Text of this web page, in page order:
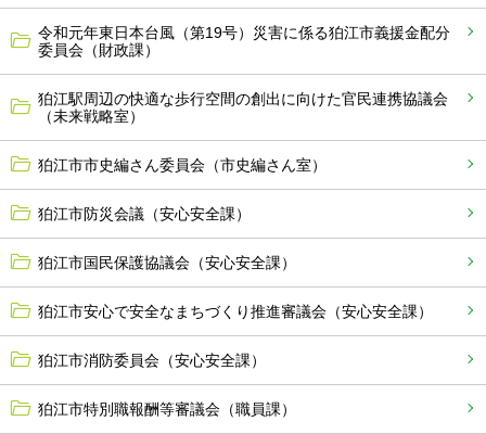
令和元年東日本台風（第19号）災害に係る狛江市義援金配分
委員会（財政課）
狛江駅周辺の快適な歩行空間の創出に向けた官民連携協議会
（未来戦略室）
狛江市市史編さん委員会（市史編さん室）
狛江市防災会議（安心安全課）
狛江市国民保護協議会（安心安全課）
狛江市安心で安全なまちづくり推進審議会（安心安全課）
狛江市消防委員会（安心安全課）
狛江市特別職報酬等審議会（職員課）